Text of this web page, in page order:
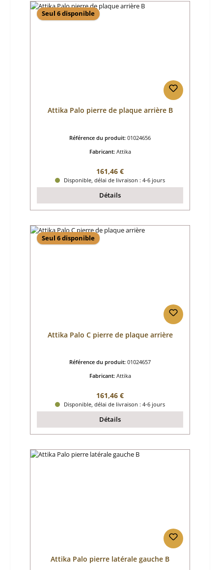
Seul 6 disponible
Attika Palo pierre de plaque arrière B
Référence du produit: 01024656
Fabricant: Attika
Prix régulier :
161,46 €
Disponible, délai de livraison : 4-6 jours
Détails
Seul 6 disponible
Attika Palo C pierre de plaque arrière
Référence du produit: 01024657
Fabricant: Attika
Prix régulier :
161,46 €
Disponible, délai de livraison : 4-6 jours
Détails
Attika Palo pierre latérale gauche B